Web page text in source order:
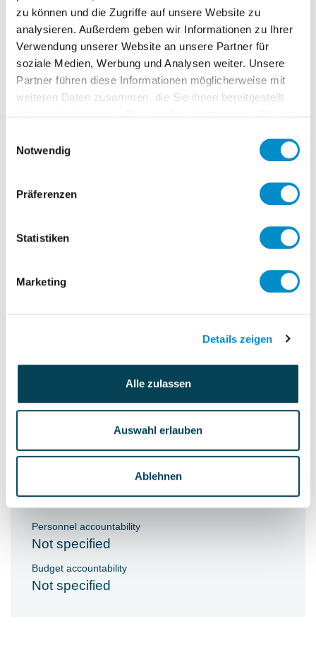
zu können und die Zugriffe auf unsere Website zu
analysieren. Außerdem geben wir Informationen zu Ihrer
Verwendung unserer Website an unsere Partner für
soziale Medien, Werbung und Analysen weiter. Unsere
Partner führen diese Informationen möglicherweise mit
weiteren Daten zusammen, die Sie ihnen bereitgestellt
Notwendig
Präferenzen
Statistiken
Marketing
Details zeigen
Alle zulassen
Auswahl erlauben
Ablehnen
der gewährten Rabatte
Überwachung des Volumens der
getätigten Investitionen in den
Gerätebeständen
Ad-Hoc Analysen
Mitwirkung an Monats-, Quartals- und
Umbuchungen und
(Kostenstellenumlagen,
Bedienungen der
Bilanzierung von Rückstellungen
Vorbereitung der Zahlen,
Präsentationserstellung für das
Ansprechpartner für die Business Unit
Personnel accountability
Not specified
Budget accountability
Not specified